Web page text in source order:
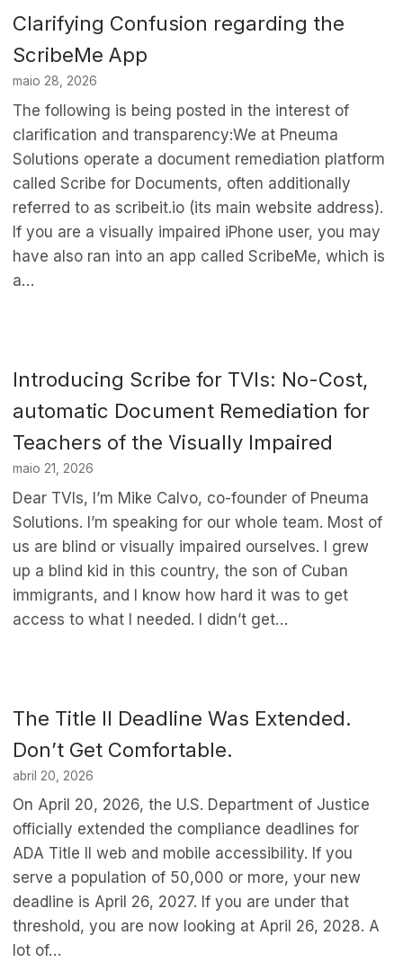
Clarifying Confusion regarding the
ScribeMe App
maio 28, 2026
The following is being posted in the interest of
clarification and transparency:We at Pneuma
Solutions operate a document remediation platform
called Scribe for Documents, often additionally
referred to as scribeit.io (its main website address).
If you are a visually impaired iPhone user, you may
have also ran into an app called ScribeMe, which is
a…
Introducing Scribe for TVIs: No-Cost,
automatic Document Remediation for
Teachers of the Visually Impaired
maio 21, 2026
Dear TVIs, I’m Mike Calvo, co-founder of Pneuma
Solutions. I’m speaking for our whole team. Most of
us are blind or visually impaired ourselves. I grew
up a blind kid in this country, the son of Cuban
immigrants, and I know how hard it was to get
access to what I needed. I didn’t get…
The Title II Deadline Was Extended.
Don’t Get Comfortable.
abril 20, 2026
On April 20, 2026, the U.S. Department of Justice
officially extended the compliance deadlines for
ADA Title II web and mobile accessibility. If you
serve a population of 50,000 or more, your new
deadline is April 26, 2027. If you are under that
threshold, you are now looking at April 26, 2028. A
lot of…